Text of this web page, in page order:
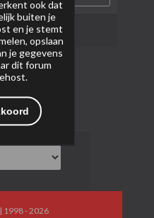
gevonden.
1998 - 2026
ook dat
buiten je
en je stemt
opslaan
je gegevens
dit forum